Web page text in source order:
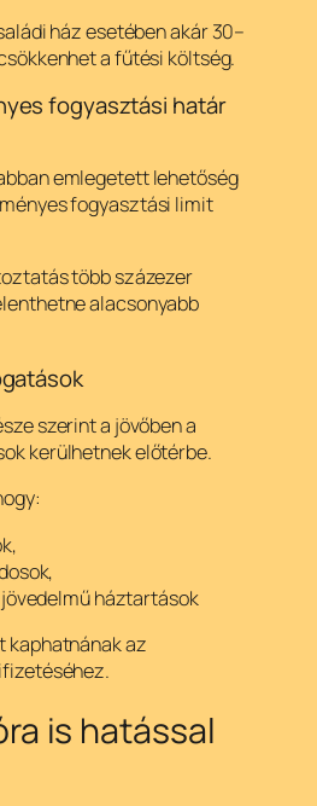
ház esetében akár 30–
a fűtési költség.
fogyasztási határ
emlegetett lehetőség
fogyasztási limit
több százezer
alacsonyabb
szerint a jövőben a
kerülhetnek előtérbe.
háztartások
kaphatnának az
is hatással